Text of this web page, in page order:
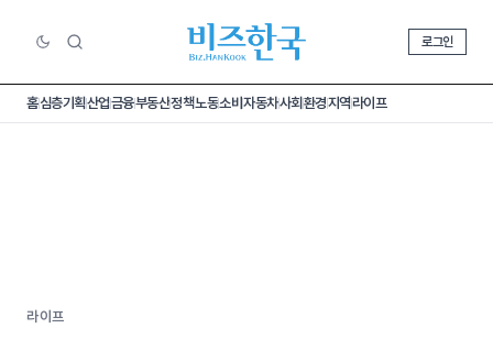
로그인
홈심층기획산업금융부동산정책노동소비 자동차사회환경지역라이프
라이프